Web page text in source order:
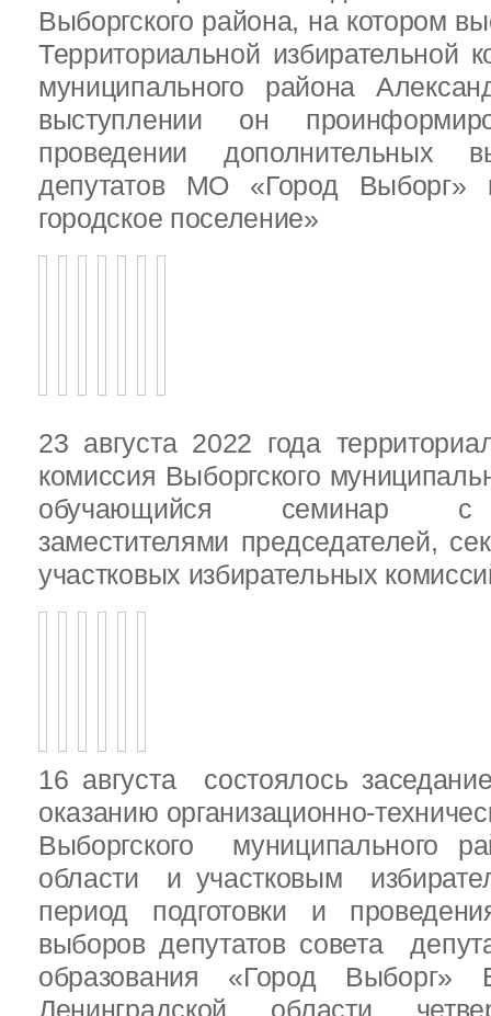
Выборгского района, на котором
Территориальной избирательной
муниципального района
выступлении он
проведении дополнительных
депутатов МО «Город
городское поселение»
23 августа 2022 года
комиссия Выборгского
обучающийся семинар с
заместителями председателей,
участковых избирательных
16 августа состоялось
оказанию организационно-
Выборгского муниципального
области и участковым
период подготовки и
выборов депутатов совета
образования «Город Выборг»
Ленинградской области